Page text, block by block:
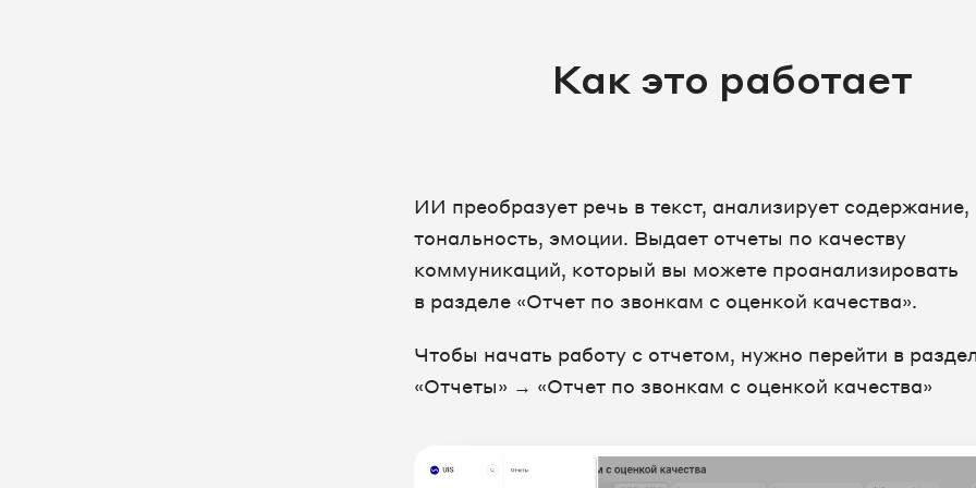
Как это работает
ИИ преобразует речь в текст, анализирует содержание,
тональность, эмоции. Выдает отчеты по качеству
коммуникаций, который вы можете проанализировать
в разделе «Отчет по звонкам с оценкой качества».
Чтобы начать работу с отчетом, нужно перейти в
«Отчеты» → «Отчет по звонкам с оценкой качества»